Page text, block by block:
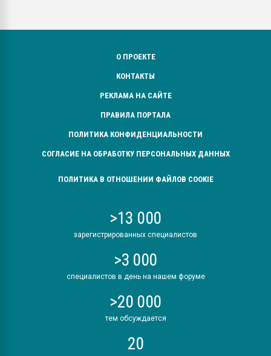
О ПРОЕКТЕ
КОНТАКТЫ
РЕКЛАМА НА САЙТЕ
ПРАВИЛА ПОРТАЛА
ПОЛИТИКА КОНФИДЕНЦИАЛЬНОСТИ
СОГЛАСИЕ НА ОБРАБОТКУ ПЕРСОНАЛЬНЫХ ДАННЫХ
ПОЛИТИКА В ОТНОШЕНИИ ФАЙЛОВ COOKIE
>13 000
зарегистрированных специалистов
>3 000
специалистов в день на нашем форуме
>20 000
тем обсуждается
20